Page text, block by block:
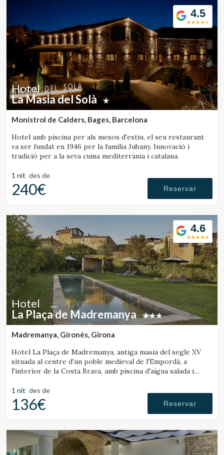
4.5
Hotel
La Masia del Solà
Monistrol de Calders, Bages, Barcelona
Hotel amb piscina per als mesos d'estiu, el seu restaurant
va ser fundat en 1946 per la família Jubany. Innovació i
tradició per a la seva cuina mediterrània i catalana.
1 nit des de
240€ Reservar
4.6
Hotel
La Plaça de Madremanya
Madremanya, Gironès, Girona
Hotel La Plaça de Madremanya, antiga masia del segle XV
situada al centre d'un poble medieval de l'Empordà, a
l'interior de la Costa Brava, amb piscina d'aigua salada i
1 nit des de
136€ Reservar